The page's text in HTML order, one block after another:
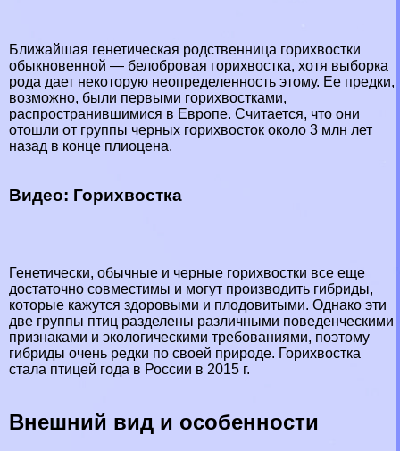
Ближайшая генетическая родственница горихвостки
обыкновенной — белобровая горихвостка, хотя выборка
рода дает некоторую неопределенность этому. Ее предки,
возможно, были первыми горихвостками,
распространившимися в Европе. Считается, что они
отошли от группы черных горихвосток около 3 млн лет
назад в конце плиоцена.
Видео: Горихвостка
Генетически, обычные и черные горихвостки все еще
достаточно совместимы и могут производить гибриды,
которые кажутся здоровыми и плодовитыми. Однако эти
две группы птиц разделены различными поведенческими
признаками и экологическими требованиями, поэтому
гибриды очень редки по своей природе. Горихвостка
стала птицей года в России в 2015 г.
Внешний вид и особенности